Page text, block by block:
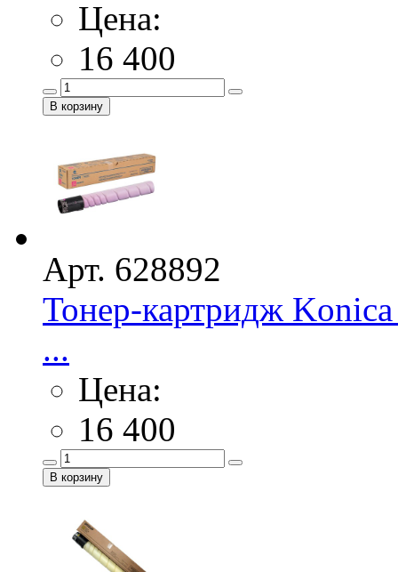
Цена:
16 400
Арт. 628892
Тонер-картридж
...
Цена:
16 400